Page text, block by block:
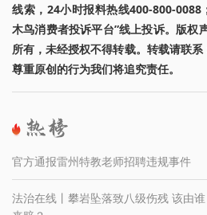
线索，24小时报料热线400-800-0088
木鸟消费者投诉平台”线上投诉。版权
所有，未经授权不得转载。转载请联
尊重原创的行为我们将追究责任。
官方通报雷州特教老师招聘违规事件
法治在线丨攀岩坠落致八级伤残 该由谁